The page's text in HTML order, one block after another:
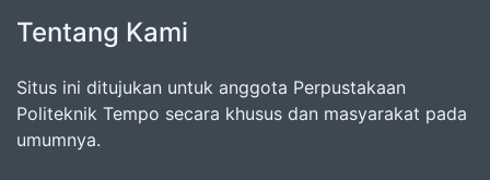
Tentang Kami
Situs ini ditujukan untuk anggota Perpustakaan
Politeknik Tempo secara khusus dan masyarakat pada
umumnya.